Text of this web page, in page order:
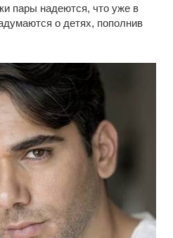
пары надеются, что уже в
о детях, пополнив